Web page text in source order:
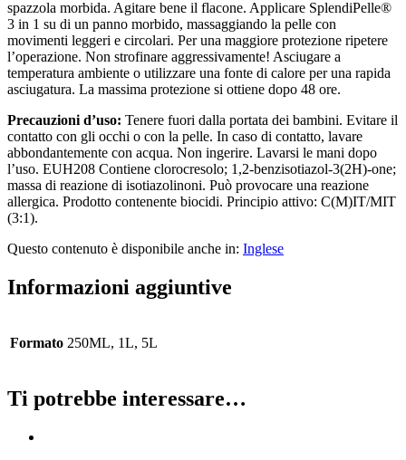
spazzola morbida. Agitare bene il flacone. Applicare SplendiPelle®
3 in 1 su di un panno morbido, massaggiando la pelle con
movimenti leggeri e circolari. Per una maggiore protezione ripetere
l’operazione. Non strofinare aggressivamente! Asciugare a
temperatura ambiente o utilizzare una fonte di calore per una rapida
asciugatura. La massima protezione si ottiene dopo 48 ore.
Precauzioni d’uso: Tenere fuori dalla portata dei bambini. Evitare il
contatto con gli occhi o con la pelle. In caso di contatto, lavare
abbondantemente con acqua. Non ingerire. Lavarsi le mani dopo
l’uso. EUH208 Contiene clorocresolo; 1,2-benzisotiazol-3(2H)-one;
massa di reazione di isotiazolinoni. Può provocare una reazione
allergica. Prodotto contenente biocidi. Principio attivo: C(M)IT/MIT
(3:1).
Questo contenuto è disponibile anche in: Inglese
Informazioni aggiuntive
Formato 250ML, 1L, 5L
Ti potrebbe interessare…